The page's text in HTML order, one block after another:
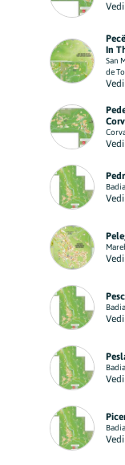
In
San
de